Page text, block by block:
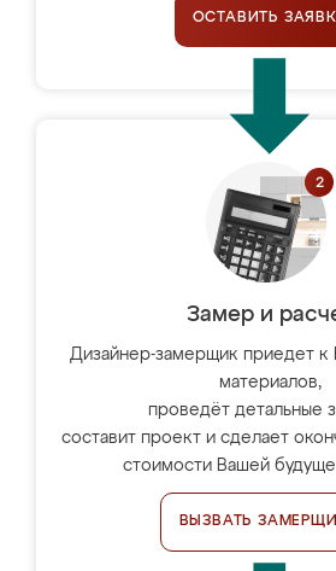
ОСТАВИТЬ
Замер и
Дизайнер-замерщик приедет к
материалов,
проведёт детальные
составит проект и сделает
стоимости Вашей
ВЫЗВАТЬ